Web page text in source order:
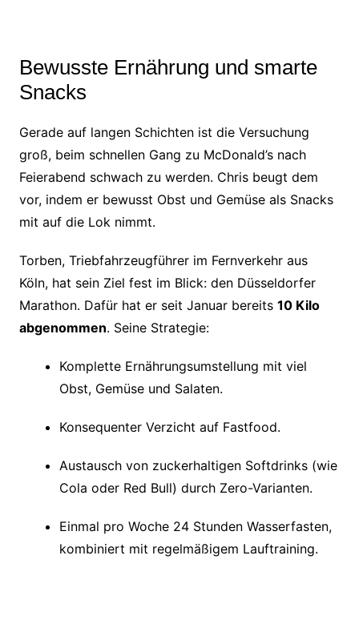
Bewusste Ernährung und smarte
Snacks
Gerade auf langen Schichten ist die Versuchung
groß, beim schnellen Gang zu McDonald’s nach
Feierabend schwach zu werden. Chris beugt dem
vor, indem er bewusst Obst und Gemüse als Snacks
mit auf die Lok nimmt.
Torben, Triebfahrzeugführer im Fernverkehr aus
Köln, hat sein Ziel fest im Blick: den Düsseldorfer
Marathon. Dafür hat er seit Januar bereits 10 Kilo
abgenommen. Seine Strategie:
Komplette Ernährungsumstellung mit viel
Obst, Gemüse und Salaten.
Konsequenter Verzicht auf Fastfood.
Austausch von zuckerhaltigen Softdrinks (wie
Cola oder Red Bull) durch Zero-Varianten.
Einmal pro Woche 24 Stunden Wasserfasten,
kombiniert mit regelmäßigem Lauftraining.